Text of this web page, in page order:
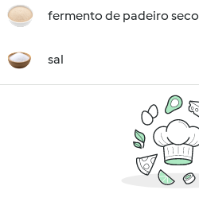
fermento de padeiro seco
sal